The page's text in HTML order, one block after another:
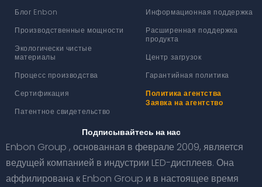
Блог Enbon
Производственные мощности
Экологически чистые
материалы
Процесс производства
Сертификация
Патентное свидетельство
Информационная поддержка
Расширенная поддержка
продукта
Центр загрузок
Гарантийная политика
Политика агентства
Заявка на агентство
Подписывайтесь на нас
Enbon Group , основанная в феврале 2009, является
ведущей компанией в индустрии LED-дисплеев. Она
аффилирована к Enbon Group и в настоящее время